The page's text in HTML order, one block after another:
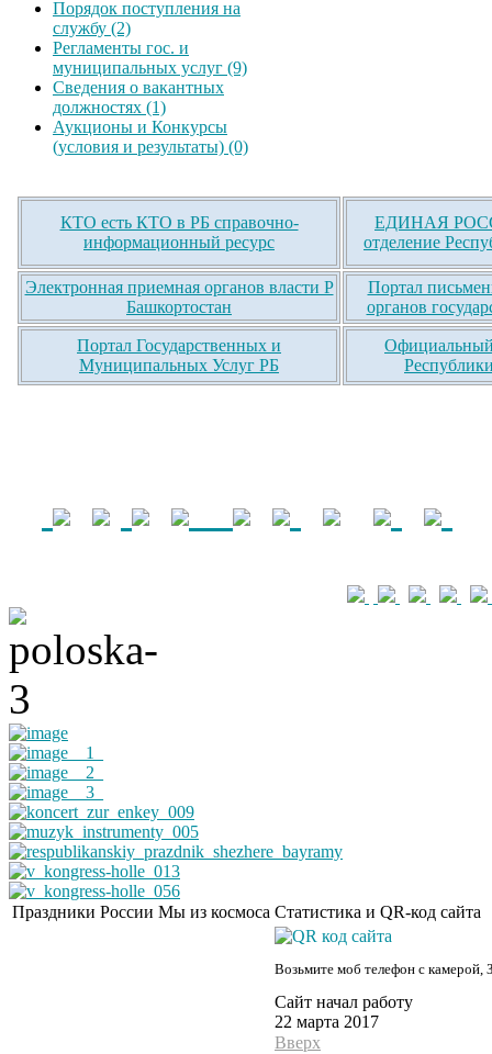
Порядок поступления на
службу (2)
Регламенты гос. и
муниципальных услуг (9)
Сведения о вакантных
должностях (1)
Аукционы и Конкурсы
(условия и результаты) (0)
КТО есть КТО в РБ справочно-
информационный ресурс
ЕДИНАЯ
отделение
Электронная приемная органов власти Р
Башкортостан
Портал
органов
Портал Государственных и
Муниципальных Услуг РБ
Официальный
Праздники России Мы из космоса Статистика и QR-код сайта
Возьмите моб телефон с камерой,
Сайт начал работу
22 марта 2017
Вверх